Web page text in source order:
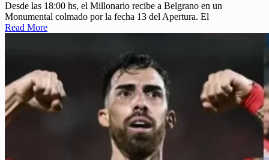
Desde las 18:00 hs, el Millonario recibe a Belgrano en un
Monumental colmado por la fecha 13 del Apertura. El
Read More